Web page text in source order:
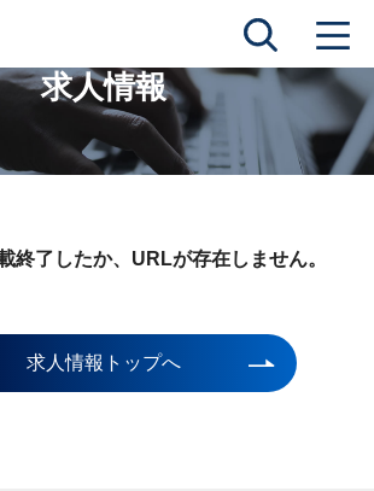
求人情報
終了したか、URLが存在しません。
求人情報トップへ